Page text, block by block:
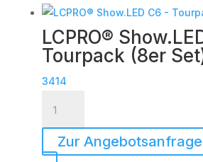
DSP
|
im
Case
TOP
Menge
LCPRO®
Tourpack (8er
3414
Show.LED
-
Zur